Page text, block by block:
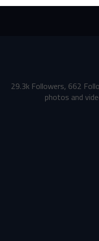
29.3k Followers, 662
photos and